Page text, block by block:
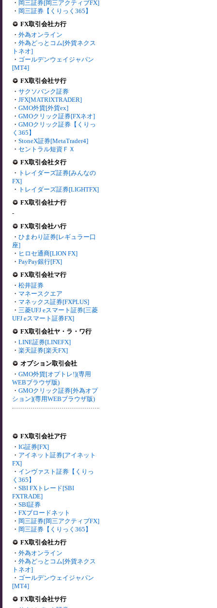
・ 岡三証券[岡三アクティブFX]
・ 岡三証券【くりっく365】
FX取引会社カ行
・ 外為オンライン
・ 外為どっとコム[外貨ネクス
トネオ]
・ ゴールデンウェイジャパン
[MT4]
FX取引会社サ行
・ サクソバンク証券
・ JFX[MATRIXTRADER]
・ GMO外貨[外貨ex]
・ GMOクリック証券[FXネオ]
・ GMOクリック証券【くりっ
く365】
・ StoneX証券[MetaTrader4]
・ セントラル短資ＦＸ
FX取引会社タ行
・ トレイダーズ証券[みんなの
FX]
・ トレイダーズ証券[LIGHTFX]
FX取引会社ナ行
-
FX取引会社ハ行
・ ひまわり証券[レギュラー口
座]
・ ヒロセ通商[LION FX]
・ PayPay銀行[FX]
FX取引会社マ行
・ 松井証券
・ マネースクエア
・ マネックス証券[FXPLUS]
・ 三菱UFJ eスマート証券[三菱
UFJ eスマート証券FX]
FX取引会社ヤ・ラ・ワ行
・ LINE証券[LINEFX]
・ 楽天証券[楽天FX]
オプション取引会社
・ GMO外貨[オプトレ!](専用
WEBブラウザ版)
・ GMOクリック証券[外為オプ
ション](専用WEBブラウザ版)
FX取引会社ア行
・ IG証券[FX]
・ アイネット証券[アイネット
FX]
・ インヴァスト証券【くりっ
く365】
・ SBI FXトレード[SBI
FXTRADE]
・ SBI証券
・ FXブロードネット
・ 岡三証券[岡三アクティブFX]
・ 岡三証券【くりっく365】
FX取引会社カ行
・ 外為オンライン
・ 外為どっとコム[外貨ネクス
トネオ]
・ ゴールデンウェイジャパン
[MT4]
FX取引会社サ行